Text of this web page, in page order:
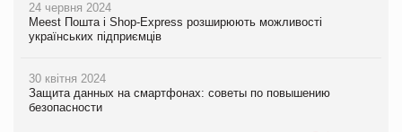
24 червня 2024
Meest Пошта і Shop-Express розширюють можливості
українських підприємців
30 квітня 2024
Защита данных на смартфонах: советы по повышению
безопасности